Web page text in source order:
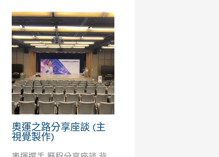
奧運之路分享座談 (主
視覺製作)